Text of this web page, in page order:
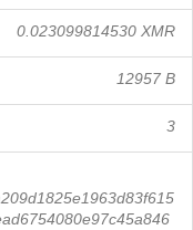
0.023099814530 XMR
12957 B
3